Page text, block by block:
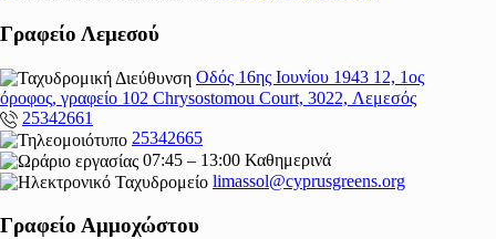
Γραφείο Λεμεσού
Οδός 16ης Ιουνίου 1943 12, 1ος
όροφος, γραφείο 102 Chrysostomou Court, 3022, Λεμεσός
25342661
25342665
07:45 – 13:00 Καθημερινά
limassol@cyprusgreens.org
Γραφείο Αμμοχώστου